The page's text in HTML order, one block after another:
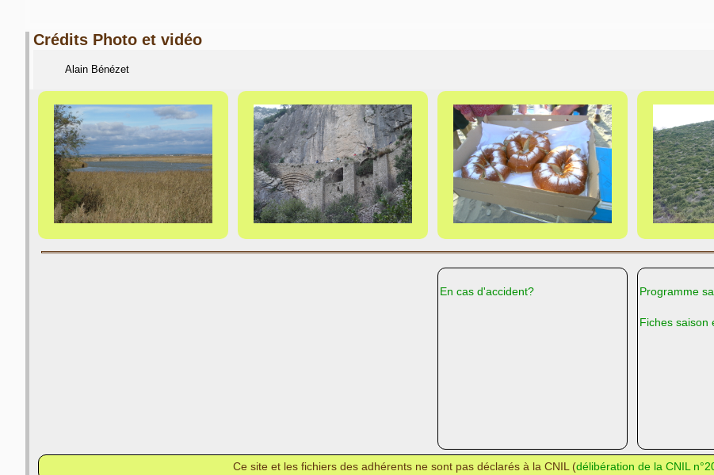
Crédits Photo et vidéo
Alain Bénézet
En cas d'accident? Programme
Fiches saison
Ce site et les fichiers des adhérents ne sont pas déclarés à la CNIL (délibération de la CNIL